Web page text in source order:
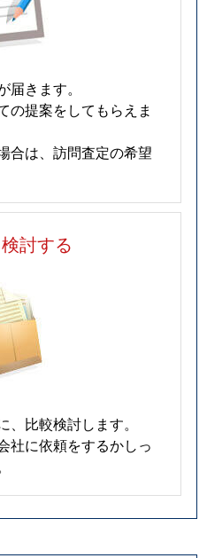
きます。
の提案をしてもらえま
合は、訪問査定の希望
討する
比較検討します。
社に依頼をするかしっ